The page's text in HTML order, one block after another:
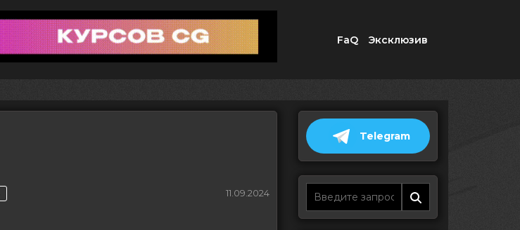
FaQ Эксклюзив
11.09.2024
Telegram